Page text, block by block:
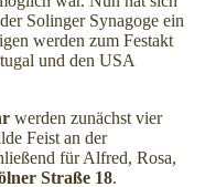
Solinger Synagoge ein
werden zum Festakt
und den USA
werden zunächst vier
Feist an der
für Alfred, Rosa,
Straße 18.